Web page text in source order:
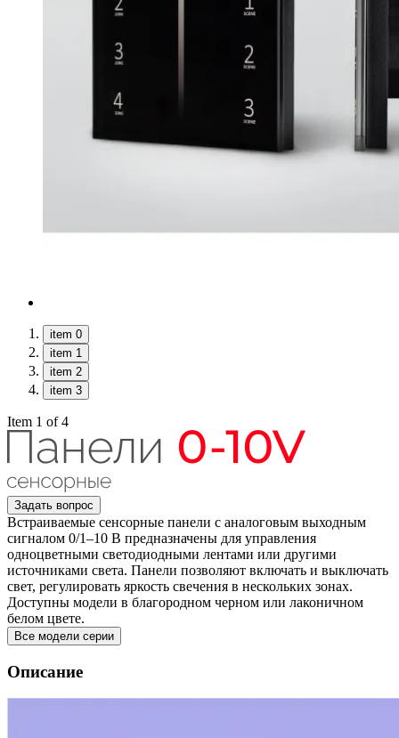
item 0
item 1
item 2
item 3
Item 1 of 4
Задать вопрос
Встраиваемые сенсорные панели с аналоговым выходным
сигналом 0/1–10 В предназначены для управления
одноцветными светодиодными лентами или другими
источниками света. Панели позволяют включать и выключать
свет, регулировать яркость свечения в нескольких зонах.
Доступны модели в благородном черном или лаконичном
белом цвете.
Все модели серии
Описание